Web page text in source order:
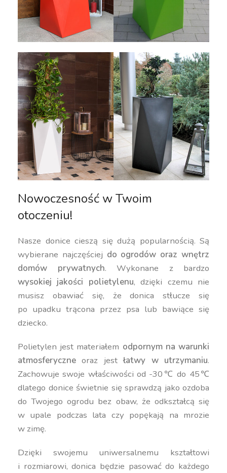
Nowoczesność w Twoim
otoczeniu!
Nasze donice cieszą się dużą popularnością. Są
wybierane najczęściej do ogrodów oraz wnętrz
domów prywatnych. Wykonane z bardzo
wysokiej jakości polietylenu, dzięki czemu nie
musisz obawiać się, że donica stłucze się
po upadku trącona przez psa lub bawiące się
dziecko.
Polietylen jest materiałem odpornym na warunki
atmosferyczne oraz jestłatwy w utrzymaniu.
Zachowuje swoje właściwości od -30℃ do 45℃
dlatego donice świetnie się sprawdzą jako ozdoba
do Twojego ogrodu bez obaw, że odkształcą się
w upale podczas lata czy popękają na mrozie
w zimę.
Dzięki swojemu uniwersalnemu kształtowi
i rozmiarowi, donica będzie pasować do każdego